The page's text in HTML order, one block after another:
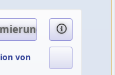
von KI
von